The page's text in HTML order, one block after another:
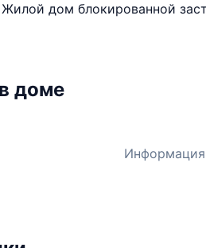
Жилой дом блокированной
доме
Информация